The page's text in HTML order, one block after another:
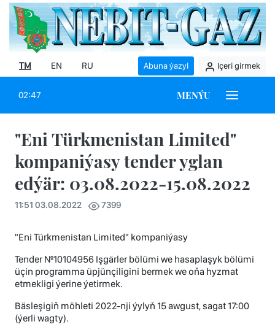
TM EN RU Abuna ýazyl Içeri girmek
02:47 MENÝU
"Eni Türkmenistan Limited"
kompaniýasy tender yglan
edýär: 03.08.2022-15.08.2022
11:51 03.08.2022 7399
"Eni Türkmenistan Limited" kompaniýasy
Tender №10104956 Işgärler bölümi we hasaplaşyk bölümi
üçin programma üpjünçiligini bermek we oňa hyzmat
etmekligi ýerine ýetirmek.
Bäsleşigiň möhleti 2022-nji ýylyň 15 awgust, sagat 17:00
(ýerli wagty).